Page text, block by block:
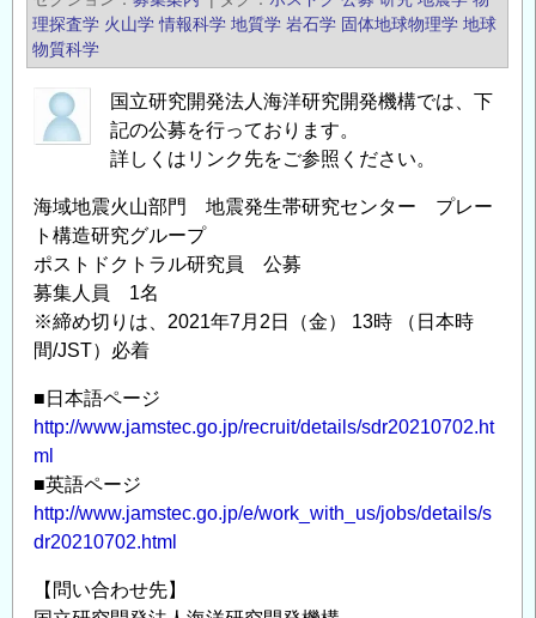
グ
ル
ー
プ
ト
ド
ク
ト
ラ
ル
究
員
公
募
情
報
の
研
究
開
発
海
域
地
震
火
山
門
地
震
発
生
帯
研
究
理探査学 火山学 情報科学 地質学 岩石学 固体地球物理学 地球
物質科学
国立研究開発法人海洋研究開発機構では、下
記の公募を行っております。
詳しくはリンク先をご参照ください。
海域地震火山部門 地震発生帯研究センター プレー
ト構造研究グループ
ポストドクトラル研究員 公募
募集人員 1名
※締め切りは、2021年7月2日（金） 13時 （日本時
間/JST）必着
■日本語ページ
http://www.jamstec.go.jp/recruit/details/sdr20210702.ht
ml
■英語ページ
http://www.jamstec.go.jp/e/work_with_us/jobs/details/s
dr20210702.html
【問い合わせ先】